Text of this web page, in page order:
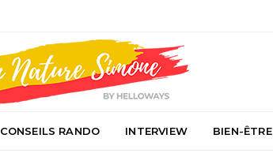
CONSEILS RANDO INTERVIEW BIEN-ÊTRE